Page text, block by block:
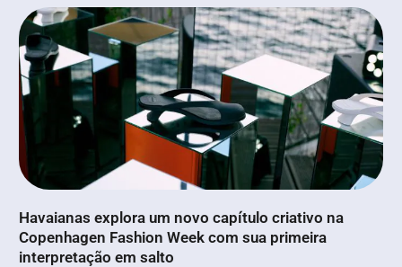
Havaianas explora um novo capítulo criativo na
Copenhagen Fashion Week com sua primeira
interpretação em salto